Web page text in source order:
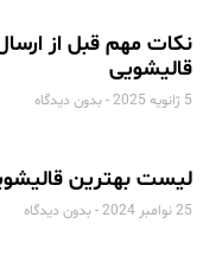
نکات مهم قبل از
قالیشویی
5 ژانویه 2025 بدون دیدگاه
لیست بهترین
25 نوامبر 2024 بدون دیدگاه